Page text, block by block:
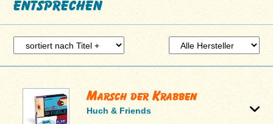
entsprechen
Marsch der Krabben
Huch & Friends